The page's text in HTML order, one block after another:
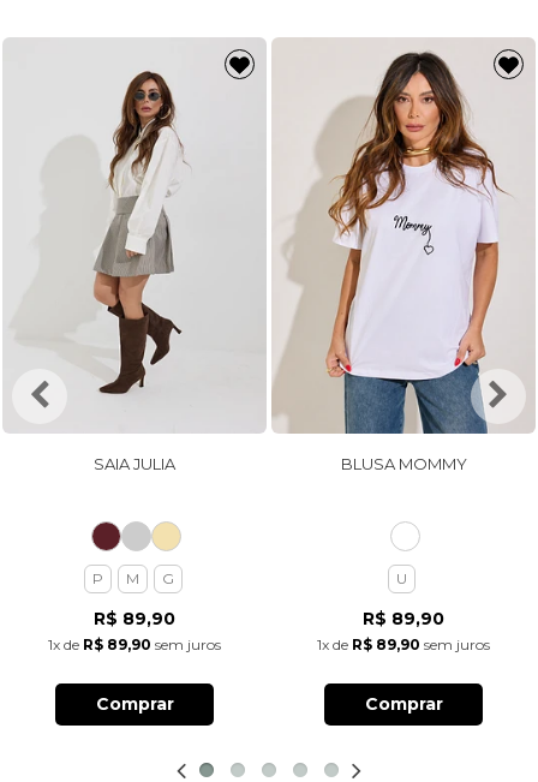
SAIA JULIA
P M G
R$ 89,90
1x de R$ 89,90 sem juros
Comprar
BLUSA MOMMY
U
R$ 89,90
1x de R$ 89,90 sem juros
Comprar